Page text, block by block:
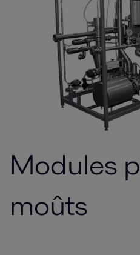
Modules
moûts